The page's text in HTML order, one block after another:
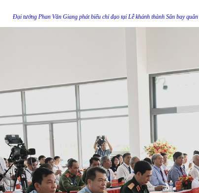
Đại tướng Phan Văn Giang phát biểu chỉ đạo tại Lễ khánh thành Sân bay